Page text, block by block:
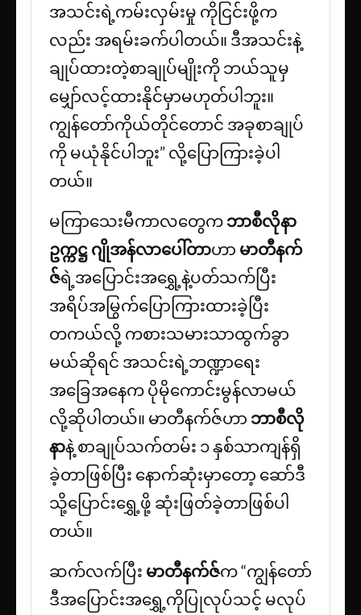
အသင်းရဲ့ကမ်းလှမ်းမှု ကိုငြင်းဖို့က
လည်း အရမ်းခက်ပါတယ်။ ဒီအသင်းနဲ့
ချုပ်ထားတဲ့စာချုပ်မျိုးကို ဘယ်သူမှ
မျှော်လင့်ထားနိုင်မှာမဟုတ်ပါဘူး။
ကျွန်တော်ကိုယ်တိုင်တောင် အခုစာချုပ်
ကို မယုံနိုင်ပါဘူး” လို့ပြောကြားခဲ့ပါ
တယ်။
မကြာသေးမီကာလတွေက ဘာစီလိုနာ
ဥက္ကဋ္ဌ ဂျိုအန်လာပေါ်တာဟာ မာတီနက်
ဇ်ရဲ့အပြောင်းအရွှေ့နဲ့ပတ်သက်ပြီး
အရိပ်အမြွက်ပြောကြားထားခဲ့ပြီး
တကယ်လို့ ကစားသမားသာထွက်ခွာ
မယ်ဆိုရင် အသင်းရဲ့ဘဏ္ဍာရေး
အခြေအနေက ပိုမိုကောင်းမွန်လာမယ်
လို့ဆိုပါတယ်။ မာတီနက်ဇ်ဟာ ဘာစီလို
နာနဲ့ စာချုပ်သက်တမ်း ၁ နှစ်သာကျန်ရှိ
ခဲ့တာဖြစ်ပြီး နောက်ဆုံးမှာတော့ ဆော်ဒီ
သို့ပြောင်းရွှေ့ဖို့ ဆုံးဖြတ်ခဲ့တာဖြစ်ပါ
တယ်။
ဆက်လက်ပြီး မာတီနက်ဇ်က “ကျွန်တော်
ဒီအပြောင်းအရွှေ့ကိုပြုလုပ်သင့် မလုပ်